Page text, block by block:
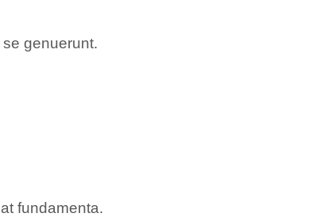
genuerunt.
fundamenta.